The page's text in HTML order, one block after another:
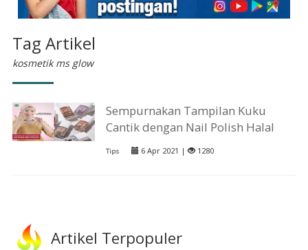
Tag Artikel
kosmetik ms glow
Sempurnakan Tampilan Kuku
Cantik dengan Nail Polish Halal
Tips 6 Apr 2021 | 1280
Artikel Terpopuler